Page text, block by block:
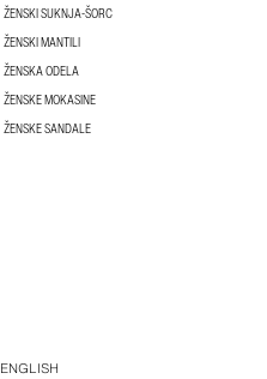
ŽENSKI SUKNJA-ŠORC
ŽENSKI MANTILI
ŽENSKA ODELA
ŽENSKE MOKASINE
ŽENSKE SANDALE
ENGLISH